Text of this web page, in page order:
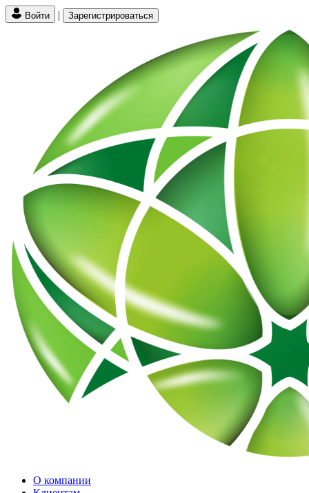
Войти | Зарегистрироваться
О компании